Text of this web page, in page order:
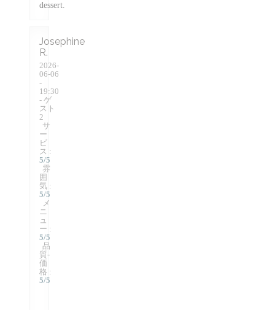
dessert.
Josephine
R
2026-
06-06
-
19:30
- ゲ
スト
2
サ
ー
ビ
ス :
5/5
雰
囲
気 :
5/5
メ
ニ
ュ
ー :
5/5
品
質-
価
格 :
5/5